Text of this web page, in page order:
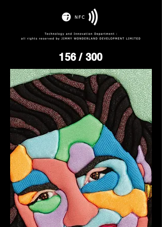
156/ 300